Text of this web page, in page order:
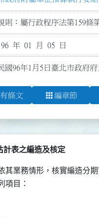
則：屬行政程序法第159條
年 01 月 05 日
國96年1月5日臺北市政府
條文 apps 編章節
計表之編造及核定
其業務情形，核實編造分
項目：